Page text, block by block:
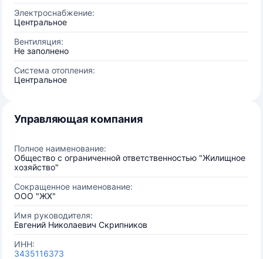
Электроснабжение:
Центральное
Вентиляция:
Не заполнено
Система отопления:
Центральное
Управляющая компания
Полное наименование:
Общество с ограниченной ответственностью "Жилищное
хозяйство"
Сокращенное наименование:
ООО "ЖХ"
Имя руководителя:
Евгений Николаевич Скрипников
ИНН:
3435116373